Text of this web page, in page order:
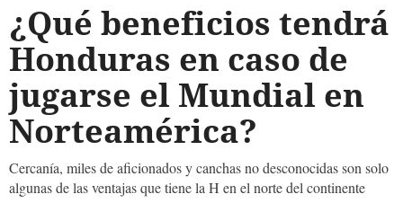
¿Qué beneficios tendrá
Honduras en caso de
jugarse el Mundial en
Norteamérica?
Cercanía, miles de aficionados y canchas no desconocidas son solo
algunas de las ventajas que tiene la H en el norte del continente